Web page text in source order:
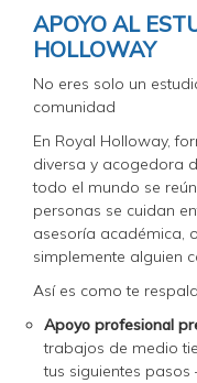
APOYO AL
HOLLOWAY
No eres solo un
comunidad
En Royal Holloway,
diversa y acogedora
todo el mundo se
personas se cuidan
asesoría académica,
simplemente alguien
Así es como te
Apoyo profesional
trabajos de medio
tus siguientes